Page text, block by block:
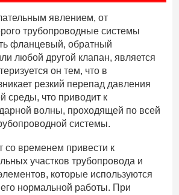
явлением, от
трубопроводные системы
фланцевый, обратный
любой другой клапан, является
он тем, что в
резкий перепад давления
среды, что приводит к
волны, проходящей по всей
системы.
со временем привести к
участков трубопровода и
которые используются
нормальной работы. При